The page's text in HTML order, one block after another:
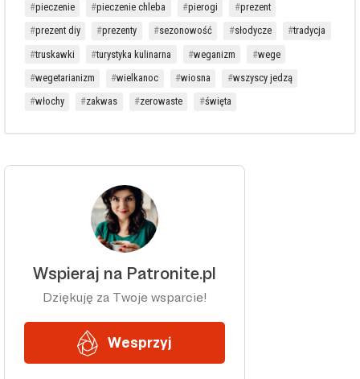
pieczenie
pieczenie chleba pierogi
prezent
prezent diy
prezenty sezonowość słodycze
tradycja
truskawki
turystyka kulinarna weganizm
wege
wegetarianizm
wielkanoc wiosna
wszyscy jedzą
włochy
zakwas zerowaste święta